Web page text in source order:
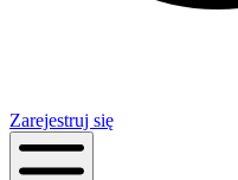
Zarejestruj się